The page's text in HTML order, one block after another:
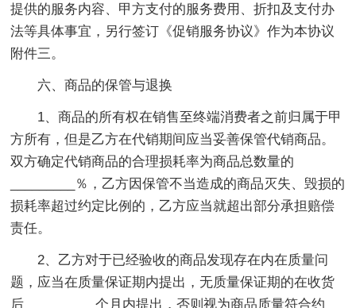
提供的服务内容、甲方支付的服务费用、折扣及支付办
法等具体事宜，另行签订《促销服务协议》作为本协议
附件三。
六、商品的保管与退换
1、商品的所有权在销售至终端消费者之前归属于甲
方所有，但是乙方在代销期间应当妥善保管代销商品。
双方确定代销商品的合理损耗率为商品总数量的
_________％，乙方因保管不当造成的商品灭失、毁损的
损耗率超过约定比例的，乙方应当就超出部分承担赔偿
责任。
2、乙方对于已经验收的商品发现存在内在质量问
题，应当在质量保证期内提出，无质量保证期的在收货
后__________个月内提出，否则视为商品质量符合约